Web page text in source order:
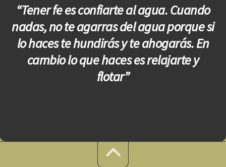
“Tener fe es confiarte al agua. Cuando
nadas, no te agarras del agua porque si
lo haces te hundirás y te ahogarás. En
cambio lo que haces es relajarte y
flotar”